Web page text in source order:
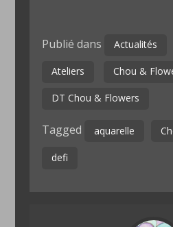
Publié dans Actualités
Ateliers Chou &
DT Chou & Flowers
Tagged aquarelle
defi